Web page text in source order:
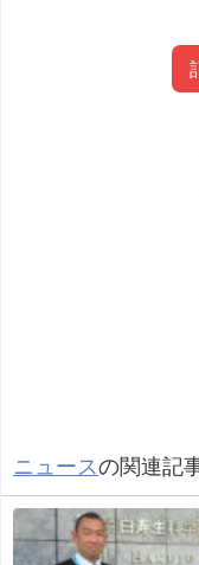
鈴木英敏容疑者・鈴
酒に酔って倒れ
のガルガオ・メ
月、東京・葛飾区
女性を近くの公
ニュースの関連記